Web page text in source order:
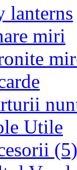
lanterns
miri
Utile
(5)